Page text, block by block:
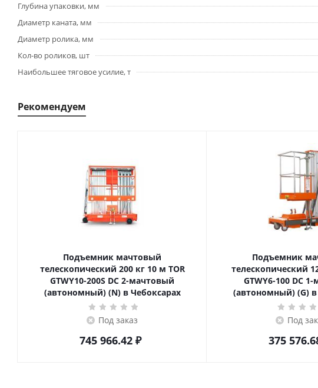
Глубина упаковки, мм
Диаметр каната, мм
Диаметр ролика, мм
Кол-во роликов, шт
Наибольшее тяговое усилие, т
Рекомендуем
Подъемник мачтовый
телескопический 200 кг 10 м TOR
GTWY10-200S DC 2-мачтовый
(автономный) (N) в Чебоксарах
Под заказ
745 966.42₽
Подъемник
телескопический 125 кг 6 м
GTWY6-100 DC
(автономный) (G) в
Под
375